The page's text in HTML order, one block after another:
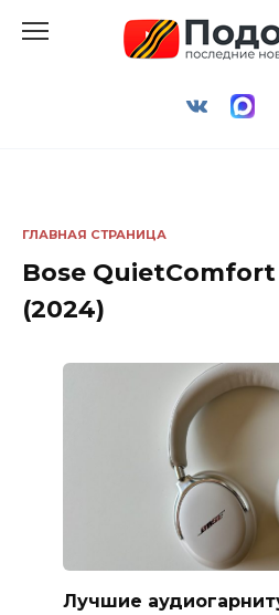
ГЛАВНАЯ СТРАНИЦА
Bose
(2024)
Лучшие